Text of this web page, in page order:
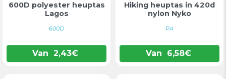
600D polyester heuptas
Lagos
600D
Van 2,43€
Hiking heuptas in 420d
nylon Nyko
PA
Van 6,58€